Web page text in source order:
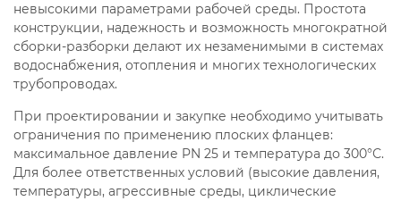
невысокими параметрами рабочей среды. Простота
конструкции, надежность и возможность многократной
сборки-разборки делают их незаменимыми в системах
водоснабжения, отопления и многих технологических
трубопроводах.
При проектировании и закупке необходимо учитывать
ограничения по применению плоских фланцев:
максимальное давление PN 25 и температура до 300°С.
Для более ответственных условий (высокие давления,
температуры, агрессивные среды, циклические